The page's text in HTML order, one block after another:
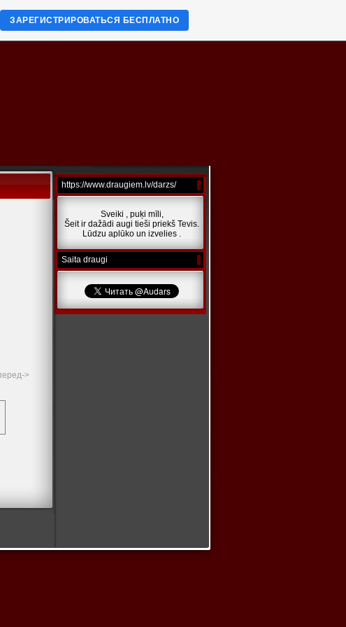
>
https://www.draugiem.lv/darzs/
Sveiki , puķi mīli,
Šeit ir dažādi augi tieši priekš Tevis.
Lūdzu aplūko un izvelies .
Saita draugi
ЗАРЕГИСТРИРОВАТЬСЯ БЕСПЛАТНО